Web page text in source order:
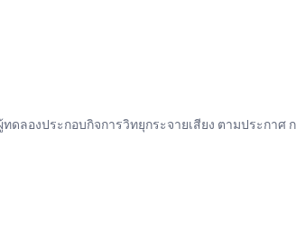
ลองประกอบกิจการวิทยุกระจายเสียง ตามประกา